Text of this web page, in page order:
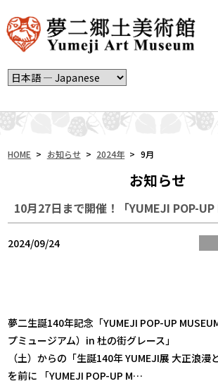
HOME > お知らせ > 2024年 > 9月
お知らせ
2024/09/24
夢二生誕140年記念「YUMEJI POP-UP
プミュージアム）in 杜の街グレー
（土）からの「生誕140年 YUMEJI展 大正浪漫
を前に 「YUMEJI POP-UP M…